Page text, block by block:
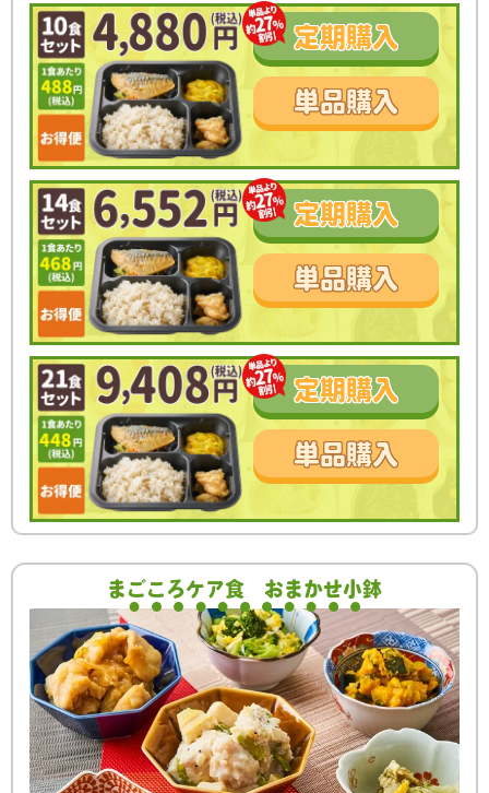
定期購入
単品購入
定期購入
単品購入
定期購入
単品購入
まごころケア食 おまかせ小鉢